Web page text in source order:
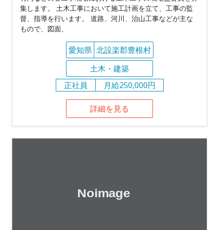
集します。 土木工事において施工計画を立て、工事の監
督、指導を行います。 道路、河川、治山工事などが主な
もので、図面、
愛知県 北設楽郡豊根村
土木・建築
正社員
月給250,000円
詳細を見る